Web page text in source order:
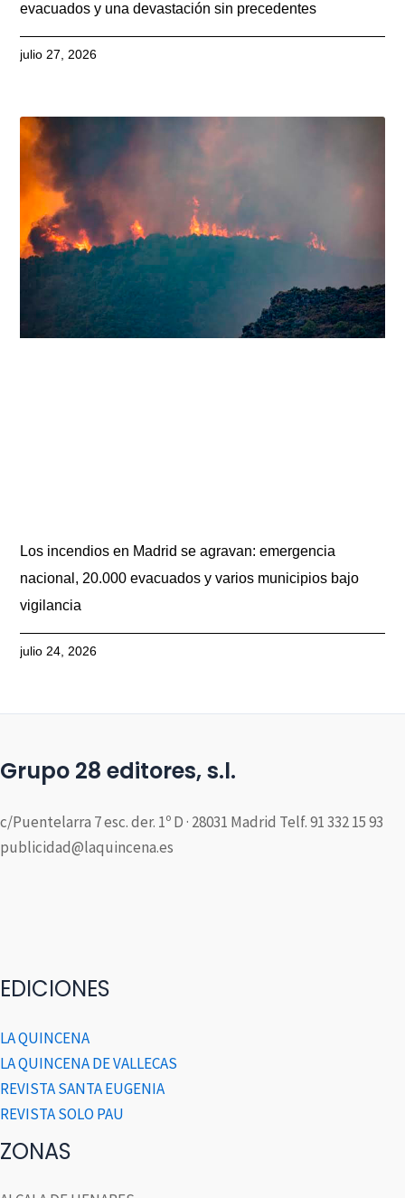
evacuados y una devastación sin precedentes
julio 27, 2026
Los incendios en Madrid se agravan: emergencia
nacional, 20.000 evacuados y varios municipios bajo
vigilancia
julio 24, 2026
Grupo 28 editores, s.l.
c/Puentelarra 7 esc. der. 1º D · 28031 Madrid Telf. 91 332 15 93
publicidad@laquincena.es
EDICIONES
LA QUINCENA
LA QUINCENA DE VALLECAS
REVISTA SANTA EUGENIA
REVISTA SOLO PAU
ZONAS